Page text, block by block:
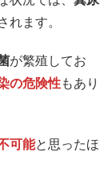
れます。
が繁殖してお
の危険性もあり
可能と思ったほ